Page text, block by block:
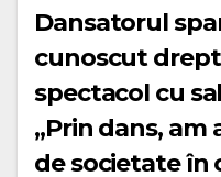
Dansatorul
cunoscut
spectacol cu
„Prin dans,
de societate în